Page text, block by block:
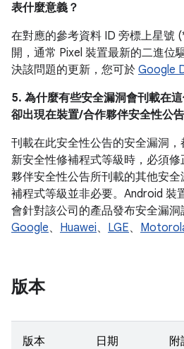
表什麼意義？
在對應的參考資料 ID 旁標上星號
開，通常 Pixel 裝置最新的二進位
決該問題的更新，您可於 Google
5. 為什麼有些安全漏洞會刊載在
卻出現在裝置/合作夥伴安全性公
刊載在此安全性公告的安全漏洞
新安全性修補程式等級時，必須
夥伴安全性公告所刊載的其他安
補程式等級並非必要。Android 裝
會針對該公司的產品發布安全漏洞
Google、 Huawei、 LGE、
版本
版本 日期 附